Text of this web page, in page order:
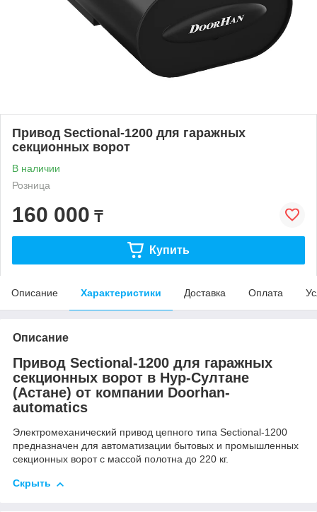
Привод Sectional-1200 для гаражных
секционных ворот
В наличии
Розница
160 000 ₸
Купить
Описание Характеристики Доставка Оплата
Описание
Привод Sectional-1200 для гаражных
секционных ворот в Нур-Султане
(Астане) от компании Doorhan-
automatics
Электромехaнический привод цепного типа Sectional-1200
преднaзначен для автоматизации бытовых и промышленных
секционных ворот с массой полотна до 220 кг.
Скрыть